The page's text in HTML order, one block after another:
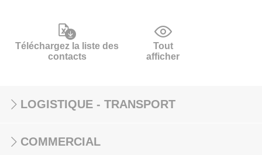
Téléchargez la liste des
contacts
Tout
afficher
LOGISTIQUE - TRANSPORT
COMMERCIAL